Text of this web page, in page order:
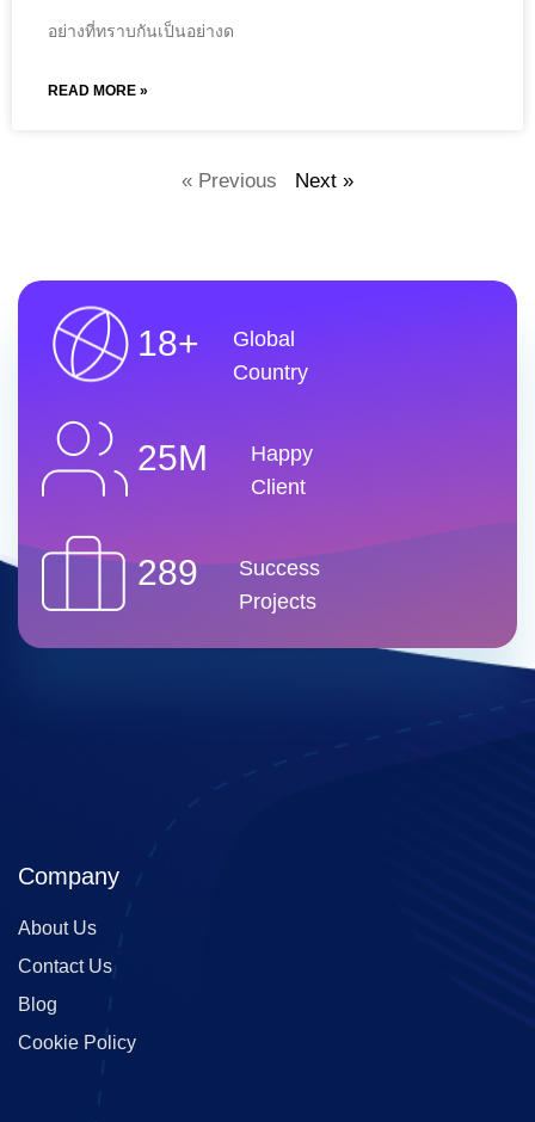
อย่างที่ทราบกันเป็นอย่างด
READ MORE »
« Previous Next »
18+
Global
Country
25M
Happy
Client
289
Success
Projects
Company
About Us
Contact Us
Blog
Cookie Policy